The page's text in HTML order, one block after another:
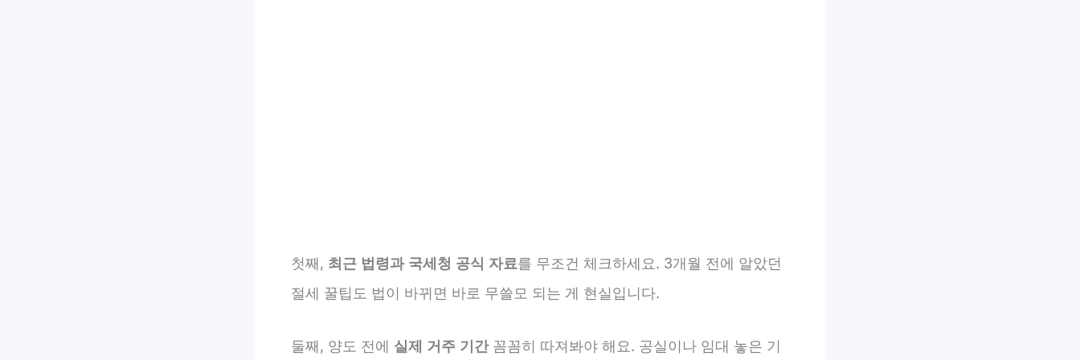
첫째, 최근 법령과 국세청 공식 자료를 무조건 체크하세요. 3개월 전에 알았던
절세 꿀팁도 법이 바뀌면 바로 무쓸모 되는 게 현실입니다.
둘째, 양도 전에 실제 거주 기간꼼꼼히 따져봐야 해요. 공실이나 임대 놓은 기